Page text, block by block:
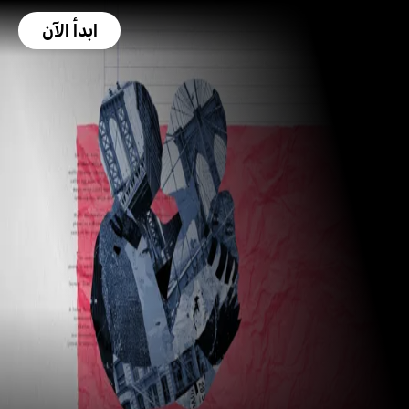
ابدأ الآن